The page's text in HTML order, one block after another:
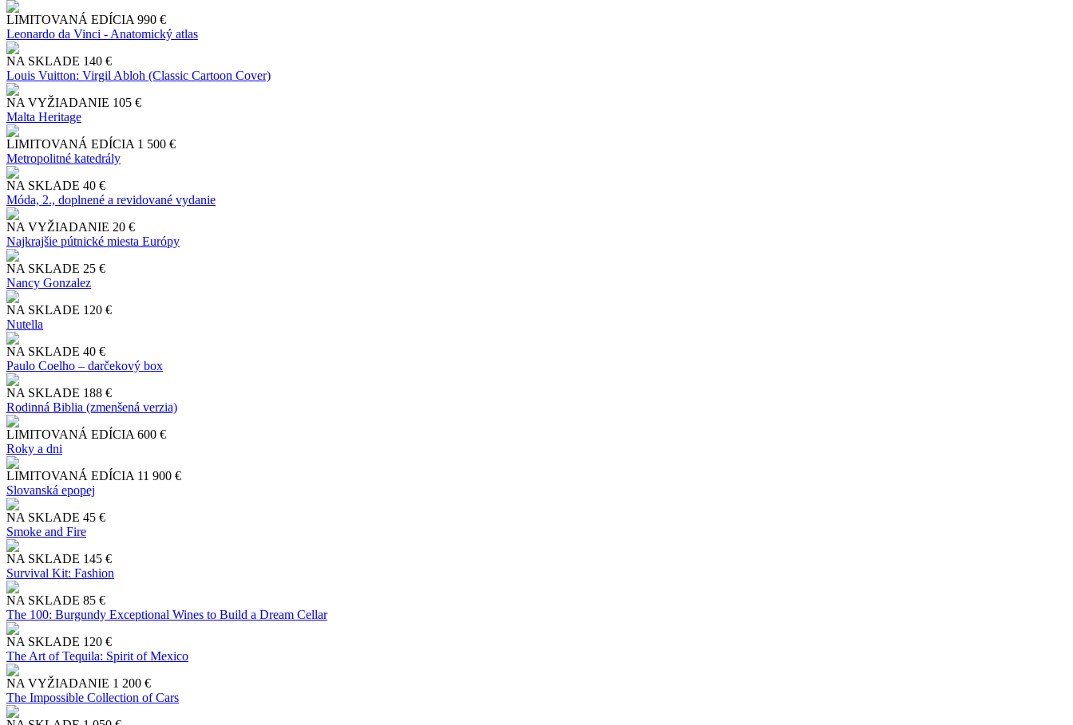
LIMITOVANÁ EDÍCIA 990 €
Leonardo da Vinci - Anatomický atlas
NA SKLADE 140 €
Louis Vuitton: Virgil Abloh (Classic Cartoon Cover)
NA VYŽIADANIE 105 €
Malta Heritage
LIMITOVANÁ EDÍCIA 1 500 €
Metropolitné katedrály
NA SKLADE 40 €
Móda, 2., doplnené a revidované vydanie
NA VYŽIADANIE 20 €
Najkrajšie pútnické miesta Európy
NA SKLADE 25 €
Nancy Gonzalez
NA SKLADE 120 €
Nutella
NA SKLADE 40 €
Paulo Coelho – darčekový box
NA SKLADE 188 €
Rodinná Biblia (zmenšená verzia)
LIMITOVANÁ EDÍCIA 600 €
Roky a dni
LIMITOVANÁ EDÍCIA 11 900 €
Slo​vanská epopej
NA SKLADE 45 €
Smoke and Fire
NA SKLADE 145 €
Survival Kit: Fashion
NA SKLADE 85 €
The 100: Burgundy Exceptional Wines to Build a Dream Cellar
NA SKLADE 120 €
The Art of Tequila: Spirit of Mexico
NA VYŽIADANIE 1 200 €
The Impossible Collection of Cars